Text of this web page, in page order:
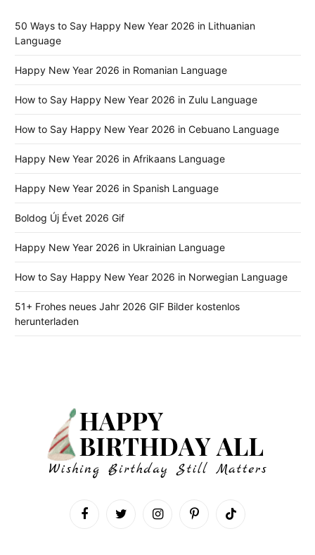
50 Ways to Say Happy New Year 2026 in Lithuanian
Language
Happy New Year 2026 in Romanian Language
How to Say Happy New Year 2026 in Zulu Language
How to Say Happy New Year 2026 in Cebuano Language
Happy New Year 2026 in Afrikaans Language
Happy New Year 2026 in Spanish Language
Boldog Új Évet 2026 Gif
Happy New Year 2026 in Ukrainian Language
How to Say Happy New Year 2026 in Norwegian Language
51+ Frohes neues Jahr 2026 GIF Bilder kostenlos
herunterladen
FacebookTwitter InstagramPinterestTikTok